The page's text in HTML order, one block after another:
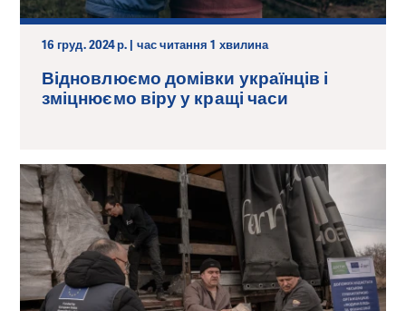
16 груд. 2024 р. | час читання 1 хвилина
Відновлюємо домівки українців і
зміцнюємо віру у кращі часи